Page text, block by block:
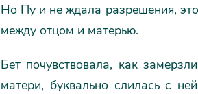
Но Пу и не ждала разрешения,
между отцом и матерью.
Бет почувствовала, как
матери, буквально слилась с